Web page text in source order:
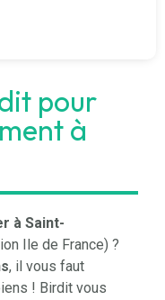
pour
à
à Saint-
Ile de France) ?
, il vous faut
! Birdit vous